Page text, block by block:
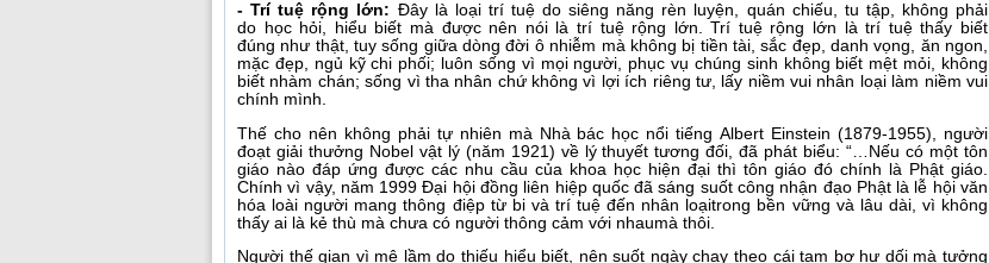
- Trí tuệ rộng lớn: Đây là loại trí tuệ do siêng năng rèn luyện, quán chiếu, tu tập, không phải
do học hỏi, hiểu biết mà được nên nói là trí tuệ rộng lớn. Trí tuệ rộng lớn là trí tuệ thấy biết
đúng như thật, tuy sống giữa dòng đời ô nhiễm mà không bị tiền tài, sắc đẹp, danh vọng, ăn ngon,
mặc đẹp, ngủ kỹ chi phối; luôn sống vì mọi người, phục vụ chúng sinh không biết mệt mỏi, không
biết nhàm chán; sống vì tha nhân chứ không vì lợi ích riêng tư, lấy niềm vui nhân loại làm niềm vui
chính mình.
Thế cho nên không phải tự nhiên mà Nhà bác học nổi tiếng Albert Einstein (1879-1955), người
đoạt giải thưởng Nobel vật lý (năm 1921) về lý thuyết tương đối, đã phát biểu: “…Nếu có một tôn
giáo nào đáp ứng được các nhu cầu của khoa học hiện đại thì tôn giáo đó chính là Phật giáo.
Chính vì vậy, năm 1999 Đại hội đồng liên hiệp quốc đã sáng suốt công nhận đạo Phật là lễ hội văn
hóa loài người mang thông điệp từ bi và trí tuệ đến nhân loạitrong bền vững và lâu dài, vì không
thấy ai là kẻ thù mà chưa có người thông cảm với nhaumà thôi.
Người thế gian vì mê lầm do thiếu hiểu biết, nên suốt ngày chạy theo cái tạm bợ hư dối mà tưởng